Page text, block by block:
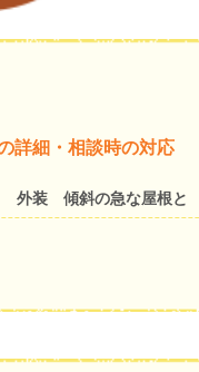
詳細・相談時の対応
外装 傾斜の急な屋根と